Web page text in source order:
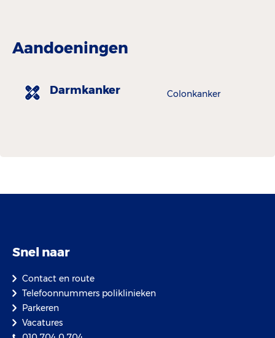
Aandoeningen
Darmkanker Colonkanker
Snel naar
Contact en route
Telefoonnummers poliklinieken
Parkeren
Vacatures